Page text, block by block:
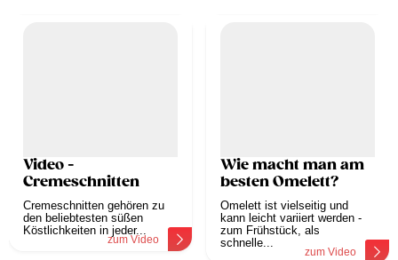
Video -
Cremeschnitten
Cremeschnitten gehören zu
den beliebtesten süßen
Köstlichkeiten in jeder...
zum Video
Wie macht man am
besten Omelett?
Omelett ist vielseitig und
kann leicht variiert werden -
zum Frühstück, als
schnelle...
zum Video